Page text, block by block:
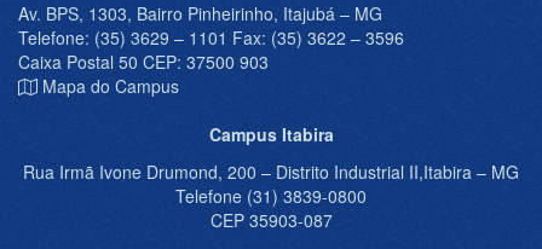
Av. BPS, 1303, Bairro Pinheirinho, Itajubá – MG
Telefone: (35) 3629 – 1101 Fax: (35) 3622 – 3596
Caixa Postal 50 CEP: 37500 903
Mapa do Campus
Campus Itabira
Rua Irmã Ivone Drumond, 200 – Distrito Industrial II,Itabira – MG
Telefone (31) 3839-0800
CEP 35903-087